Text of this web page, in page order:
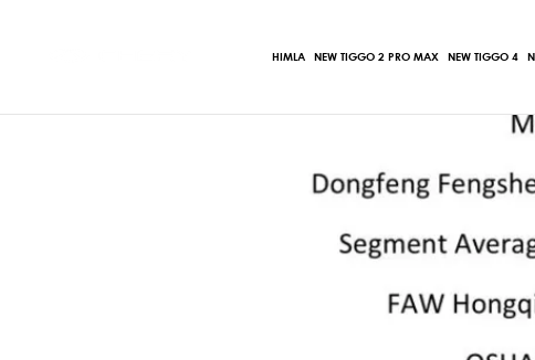
HIMLA NEW TIGGO 2 PRO MAX NEW TIGGO 4